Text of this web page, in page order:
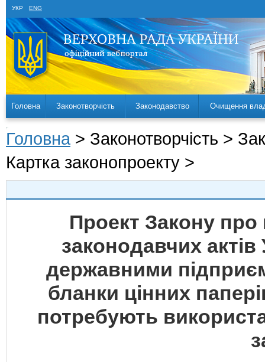
УКР ENG
Головна Законотворчість Законодавство Очищення
Головна > Законотворчість >
Картка законопроекту >
Проект Закону про
законодавчих
державними
бланки цінних
потребують